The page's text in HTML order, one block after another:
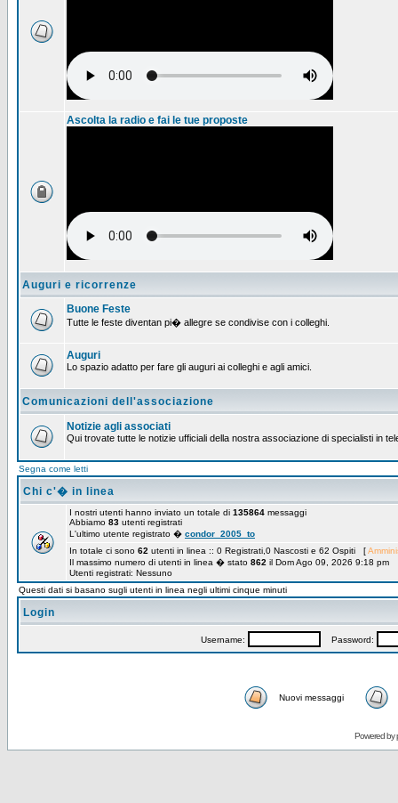
Ascolta la radio e fai le tue proposte
Auguri e ricorrenze
Buone Feste
Tutte le feste diventan pi� allegre se condivise con i colleghi.
Auguri
Lo spazio adatto per fare gli auguri ai colleghi e agli amici.
Comunicazioni dell'associazione
Notizie agli associati
Qui trovate tutte le notizie ufficiali della nostra associazione di specialisti in
Segna come letti
Chi c'� in linea
I nostri utenti hanno inviato un totale di 135864 messaggi
Abbiamo 83 utenti registrati
L'ultimo utente registrato � condor_2005_to
In totale ci sono 62 utenti in linea :: 0 Registrati,0 Nascosti e 62 Ospiti [
Il massimo numero di utenti in linea � stato 862 il Dom Ago 09, 2026 9:18 pm
Utenti registrati: Nessuno
Questi dati si basano sugli utenti in linea negli ultimi cinque minuti
Login
Username: Password:
Nuovi messaggi
Powered by